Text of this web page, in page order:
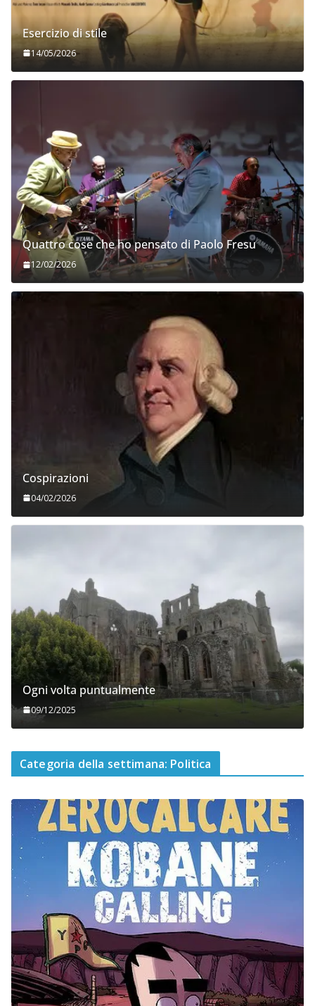
Esercizio di stile
14/05/2026
Quattro cose che ho pensato di Paolo Fresu
12/02/2026
Cospirazioni
04/02/2026
Ogni volta puntualmente
09/12/2025
Categoria della settimana: Politica